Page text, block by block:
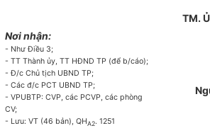
Nơi nhận:
- Như Điều 3;
- TT Thành ủy, TT HĐND TP (để b/cáo);
- Đ/c Chủ tịch UBND TP;
- Các đ/c PCT UBND TP;
- VPUBTP: CVP, các PCVP, các phòng
CV;
- Lưu: VT (46 bản), QHA2. 1251
TM.